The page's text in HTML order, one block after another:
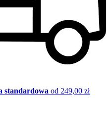
standardowa od 249,00 zł